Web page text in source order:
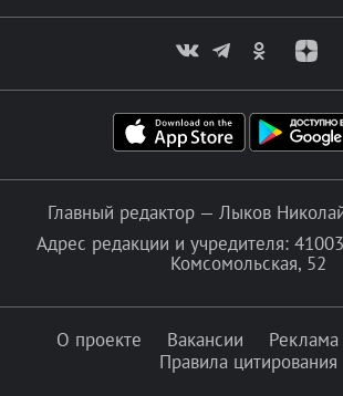
Главный редактор — Лыков
Адрес редакции и учредителя:
Комсомольская, 52
О проекте Вакансии Реклама
Правила цитирования